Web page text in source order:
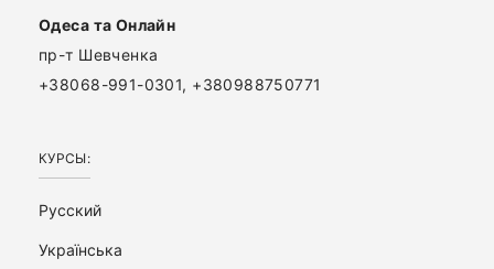
Одеса та Онлайн
пр-т Шевченка
+38068-991-0301, +380988750771
КУРСЫ:
Русский
Українська